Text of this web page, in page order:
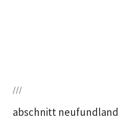
///
abschnitt neufundland